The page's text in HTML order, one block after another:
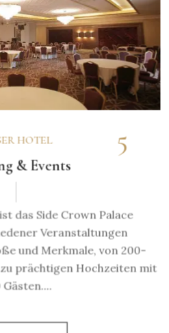
HOTEL
& Events
das Side Crown Palace
Veranstaltungen
und Merkmale, von 200-
prächtigen Hochzeiten mit
Gästen....
5